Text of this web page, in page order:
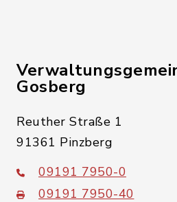
Gosberg
Reuther Straße 1
91361 Pinzberg
09191 7950-0
09191 7950-40